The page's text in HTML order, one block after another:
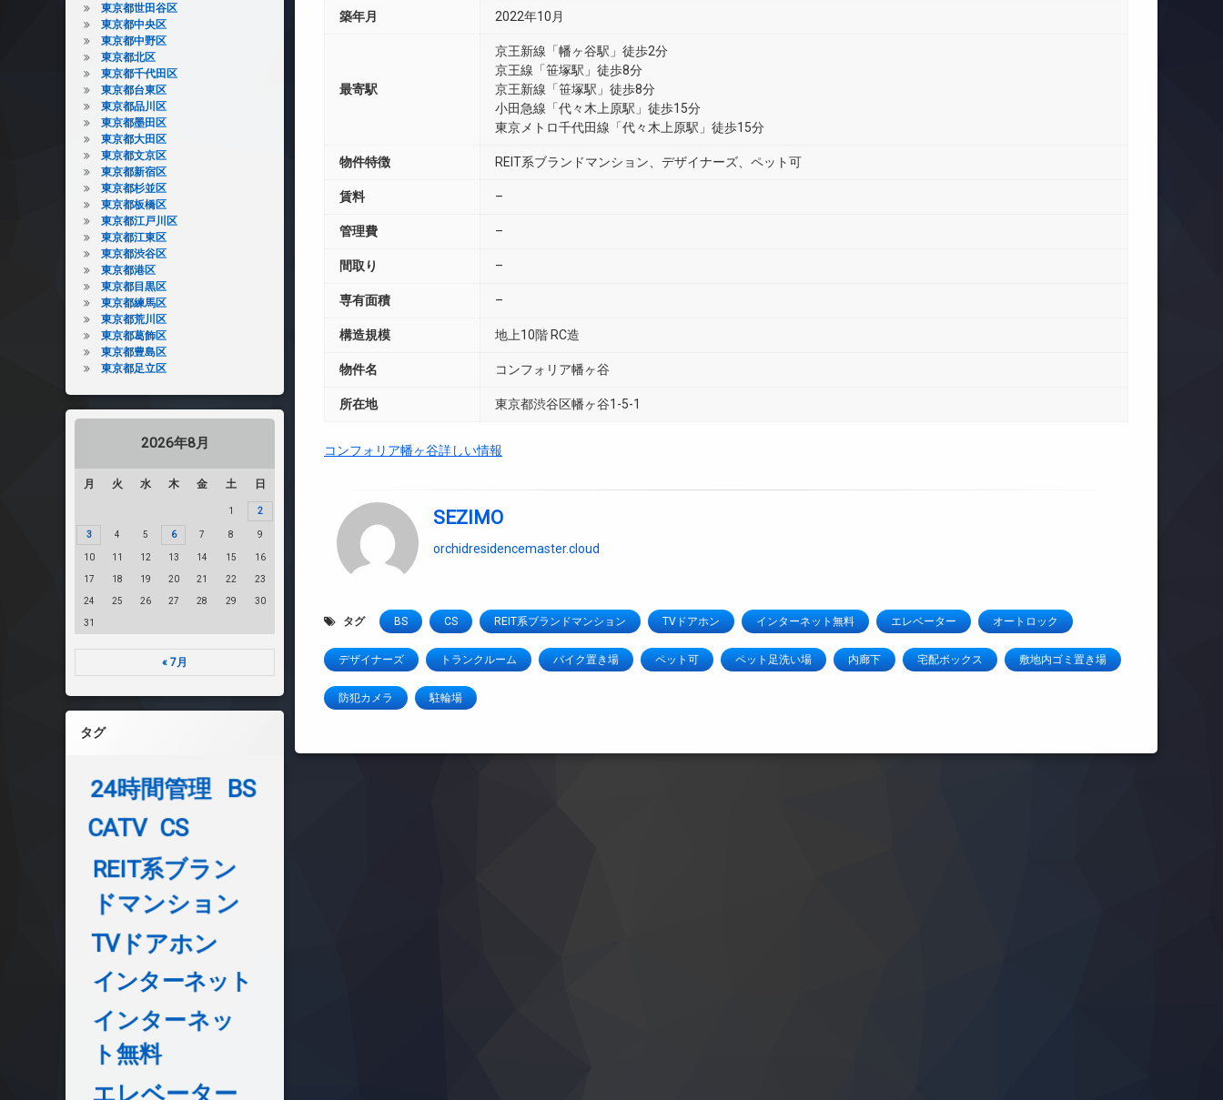
築年月 2022年10月
最寄駅
京王新線「幡ヶ谷駅」徒歩2分
京王線「笹塚駅」徒歩8分
京王新線「笹塚駅」徒歩8分
小田急線「代々木上原駅」徒歩15分
東京メトロ千代田線「代々木上原駅」徒歩15分
物件特徴 REIT系ブランドマンション、デザイナーズ、ペット可
賃料 –
管理費 –
間取り –
専有面積 –
構造規模 地上10階 RC造
物件名 コンフォリア幡ヶ谷
所在地 東京都渋谷区幡ヶ谷1-5-1
コンフォリア幡ヶ谷詳しい情報
SEZIMO
orchidresidencemaster.cloud
タグ BS CS REIT系ブランドマンション TVドアホン インターネット無料 エレベーター オートロック
デザイナーズ トランクルーム バイク置き場 ペット可 ペット足洗い場 内廊下 宅配ボックス 敷地内ゴミ置き場
防犯カメラ 駐輪場
東京都世田谷区
東京都中央区
東京都中野区
東京都北区
東京都千代田区
東京都台東区
東京都品川区
東京都墨田区
東京都大田区
東京都文京区
東京都新宿区
東京都杉並区
東京都板橋区
東京都江戸川区
東京都江東区
東京都渋谷区
東京都港区
東京都目黒区
東京都練馬区
東京都荒川区
東京都葛飾区
東京都豊島区
東京都足立区
2026年8月
月 火 水 木 金 土 日
1 2
3 4 5 6 7 8 9
10 11 12 13 14 15 16
17 18 19 20 21 22 23
24 25 26 27 28 29 30
31
« 7月
タグ
24時間管理
BS
CATV CS
REIT系ブラン
ドマンション
TVドアホン
インターネット
インターネッ
ト無料
エレベーター